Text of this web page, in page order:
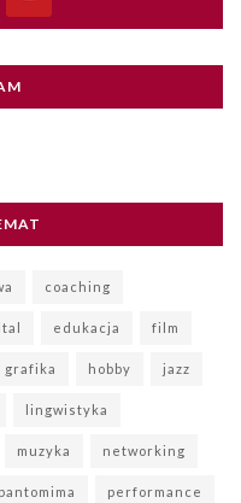
coaching
edukacja film
grafika hobby jazz
lingwistyka
muzyka networking
pantomima performance